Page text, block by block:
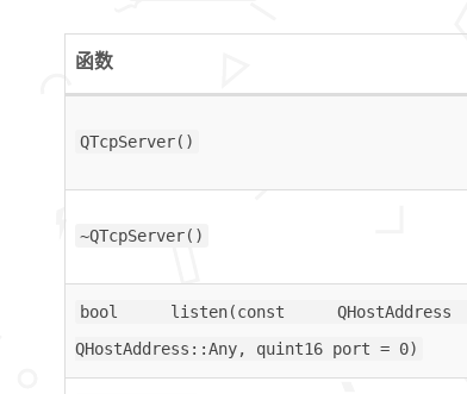
函数
QTcpServer()
~QTcpServer()
bool listen(const
QHostAddress::Any, quint16 port = 0)